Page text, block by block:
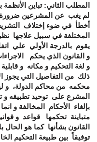
المطلب الثاني: تباين
لم يغب عن المشرعين ضرورة
أخطأ في ضوء إختلاف
المختلفة في سبيل علاجها
يقوم بالدرجة الأولي علي
و القانون الذي يحكم
و لغة التحكيم و مكانه و
ذلك من التفاصيل التي يجوز
محكمه من محاكم الدولة، و
المشرع على توحيد تطبيقه و
بإلغاء الأحكام المخالفة و
متباينة تحكمها قواعد و
القانون بشأنها كما هو
توفيقاً بين طبيعة التحكيم